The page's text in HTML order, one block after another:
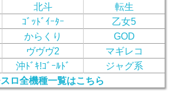
北斗
転生
ｺﾞｯﾄﾞｲｰﾀｰ
乙女5
からくり
GOD
ヴヴヴ2
マギレコ
沖ﾄﾞｷ!ｺﾞｰﾙﾄﾞ
ジャグ系
ロ全機種一覧はこちら